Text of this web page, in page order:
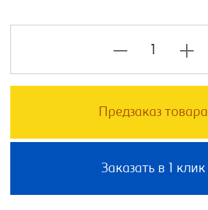
Предзаказ товара
Заказать в 1 клик